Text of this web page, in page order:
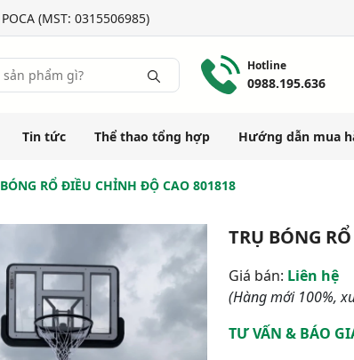
(MST: 0315506985)
Hotline
0988.195.636
Tin tức Thể thao tổng hợp Hướng dẫn mua
RỔ ĐIỀU CHỈNH ĐỘ CAO 801818
TRỤ BÓNG
Giá bán: Liên hệ
(Hàng mới 100%,
TƯ VẤN & BÁO